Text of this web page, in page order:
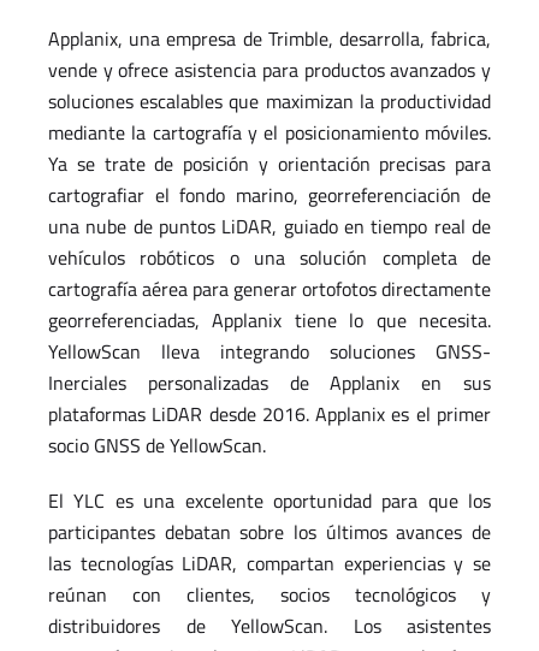
Applanix, una empresa de Trimble, desarrolla, fabrica,
vende y ofrece asistencia para productos avanzados y
soluciones escalables que maximizan la productividad
mediante la cartografía y el posicionamiento móviles.
Ya se trate de posición y orientación precisas para
cartografiar el fondo marino, georreferenciación de
una nube de puntos LiDAR, guiado en tiempo real de
vehículos robóticos o una solución completa de
cartografía aérea para generar ortofotos directamente
georreferenciadas, Applanix tiene lo que necesita.
YellowScan lleva integrando soluciones GNSS-
Inerciales personalizadas de Applanix en sus
plataformas LiDAR desde 2016. Applanix es el primer
socio GNSS de YellowScan.
El YLC es una excelente oportunidad para que los
participantes debatan sobre los últimos avances de
las tecnologías LiDAR, compartan experiencias y se
reúnan con clientes, socios tecnológicos y
distribuidores de YellowScan. Los asistentes